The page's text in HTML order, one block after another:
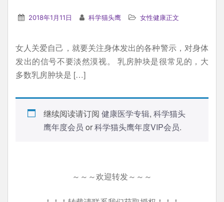
2018年1月11日 科学猫头鹰 女性健康正文
女人关爱自己，就要关注身体发出的各种警示，对身体
发出的信号不要淡然漠视。 乳房肿块是很常见的，大
多数乳房肿块是 […]
继续阅读请订阅 健康医学专辑, 科学猫头
鹰年度会员 or科学猫头鹰年度VIP会员.
～～～欢迎转发～～～